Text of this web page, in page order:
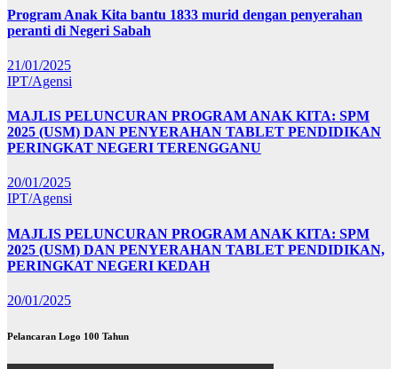
Program Anak Kita bantu 1833 murid dengan penyerahan
peranti di Negeri Sabah
21/01/2025
IPT/Agensi
MAJLIS PELUNCURAN PROGRAM ANAK KITA: SPM
2025 (USM) DAN PENYERAHAN TABLET PENDIDIKAN
PERINGKAT NEGERI TERENGGANU
20/01/2025
IPT/Agensi
MAJLIS PELUNCURAN PROGRAM ANAK KITA: SPM
2025 (USM) DAN PENYERAHAN TABLET PENDIDIKAN,
PERINGKAT NEGERI KEDAH
20/01/2025
Pelancaran Logo 100 Tahun